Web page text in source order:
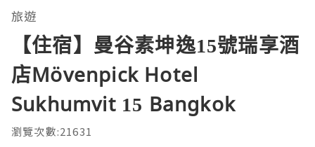
旅遊
【住宿】曼谷素坤逸15號瑞享酒
店Mövenpick Hotel
Sukhumvit 15 Bangkok
瀏覽次數:21631